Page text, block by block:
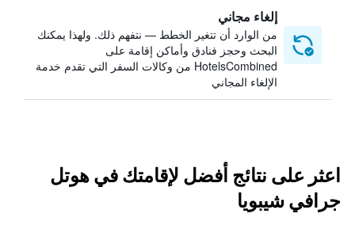
إلغاء مجاني
من الوارد أن تتغير الخطط — نتفهم ذلك. ولهذا يمكنك
البحث وحجز فنادق وأماكن إقامة على
HotelsCombined من وكالات السفر التي تقدم خدمة
الإلغاء المجاني
اعثر على نتائج أفضل لإقامتك في هوتل
جرافي شيبويا